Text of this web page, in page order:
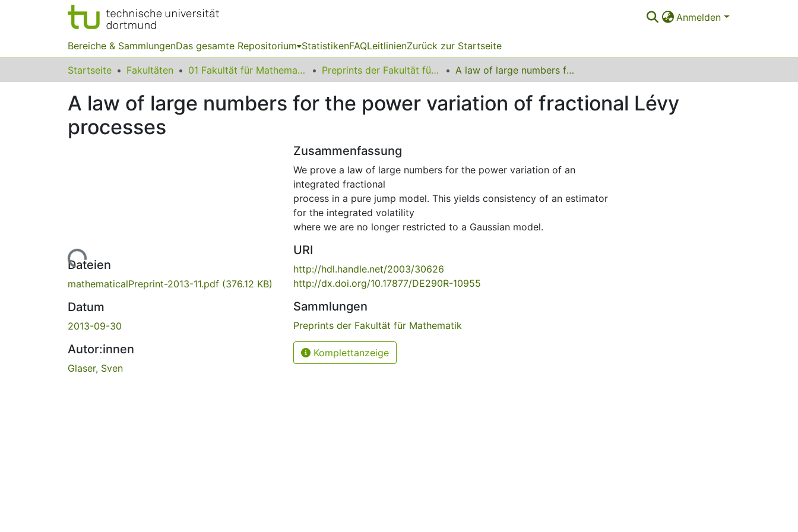
Anmelden
Bereiche & SammlungenDas gesamte Repositorium StatistikenFAQLeitlinienZurück zur Startseite
Startseite Fakultäten 01 Fakultät für Mathematik Preprints der Fakultät für Mathematik A law of large numbers for the power variation of fractional Lévy processes
A law of large numbers for the power variation of fractional Lévy
processes
Lade...
Dateien
mathematicalPreprint-2013-11.pdf (376.12 KB)
Datum
2013-09-30
Autor:innen
Glaser, Sven
Zusammenfassung
We prove a law of large numbers for the power variation of an
integrated fractional
process in a pure jump model. This yields consistency of an estimator
for the integrated volatility
where we are no longer restricted to a Gaussian model.
URI
http://hdl.handle.net/2003/30626
http://dx.doi.org/10.17877/DE290R-10955
Sammlungen
Preprints der Fakultät für Mathematik
Komplettanzeige